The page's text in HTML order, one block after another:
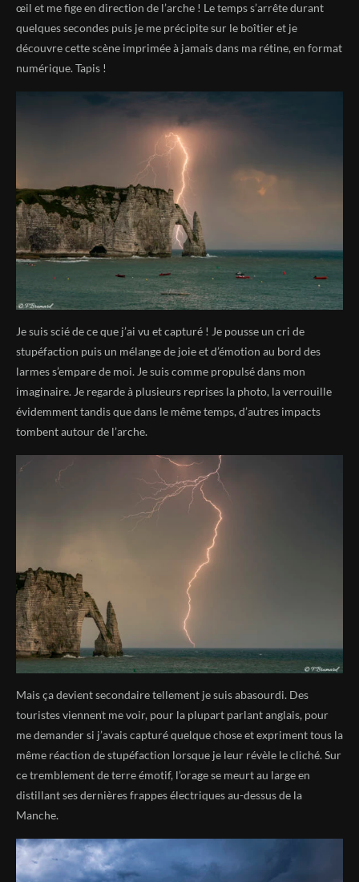
œil et me fige en direction de l’arche ! Le temps s’arrête durant
quelques secondes puis je me précipite sur le boîtier et je
découvre cette scène imprimée à jamais dans ma rétine, en format
numérique. Tapis !
Je suis scié de ce que j’ai vu et capturé ! Je pousse un cri de
stupéfaction puis un mélange de joie et d’émotion au bord des
larmes s’empare de moi. Je suis comme propulsé dans mon
imaginaire. Je regarde à plusieurs reprises la photo, la verrouille
évidemment tandis que dans le même temps, d’autres impacts
tombent autour de l’arche.
Mais ça devient secondaire tellement je suis abasourdi. Des
touristes viennent me voir, pour la plupart parlant anglais, pour
me demander si j’avais capturé quelque chose et expriment tous la
même réaction de stupéfaction lorsque je leur révèle le cliché. Sur
ce tremblement de terre émotif, l’orage se meurt au large en
distillant ses dernières frappes électriques au-dessus de la
Manche.